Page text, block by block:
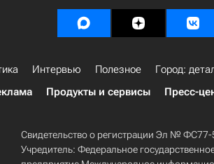
Интервью Полезное Город:
Продукты и сервисы Пресс-
Свидетельство о регистрации Эл №
Учредитель: Федеральное